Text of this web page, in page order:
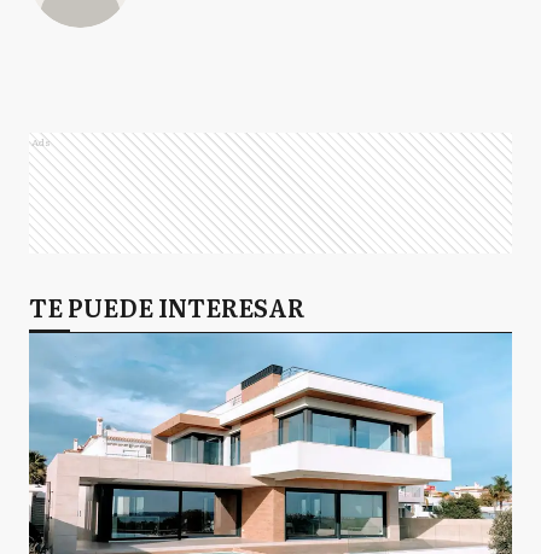
Ads
TE PUEDE INTERESAR